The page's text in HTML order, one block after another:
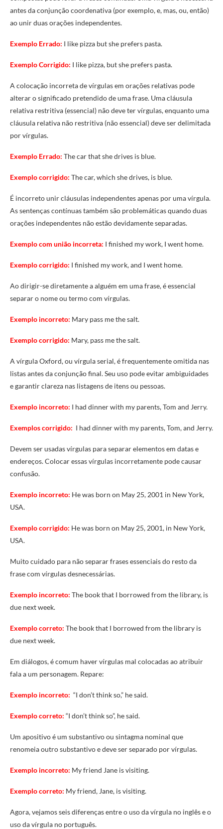
antes da conjunção coordenativa (por exemplo, e, mas, ou, então)
ao unir duas orações independentes.
Exemplo Errado: I like pizza but she prefers pasta.
Exemplo Corrigido: I like pizza, but she prefers pasta.
A colocação incorreta de vírgulas em orações relativas pode
alterar o significado pretendido de uma frase. Uma cláusula
relativa restritiva (essencial) não deve ter vírgulas, enquanto uma
cláusula relativa não restritiva (não essencial) deve ser delimitada
por vírgulas.
Exemplo Errado: The car that she drives is blue.
Exemplo corrigido: The car, which she drives, is blue.
É incorreto unir cláusulas independentes apenas por uma vírgula.
As sentenças contínuas também são problemáticas quando duas
orações independentes não estão devidamente separadas.
Exemplo com união incorreta: I finished my work, I went home.
Exemplo corrigido: I finished my work, and I went home.
Ao dirigir-se diretamente a alguém em uma frase, é essencial
separar o nome ou termo com vírgulas.
Exemplo incorreto: Mary pass me the salt.
Exemplo corrigido: Mary, pass me the salt.
A vírgula Oxford, ou vírgula serial, é frequentemente omitida nas
listas antes da conjunção final. Seu uso pode evitar ambiguidades
e garantir clareza nas listagens de itens ou pessoas.
Exemplo incorreto: I had dinner with my parents, Tom and Jerry.
Exemplos corrigido: I had dinner with my parents, Tom, and Jerry.
Devem ser usadas vírgulas para separar elementos em datas e
endereços. Colocar essas vírgulas incorretamente pode causar
confusão.
Exemplo incorreto: He was born on May 25, 2001 in New York,
USA.
Exemplo corrigido: He was born on May 25, 2001, in New York,
USA.
Muito cuidado para não separar frases essenciais do resto da
frase com vírgulas desnecessárias.
Exemplo incorreto: The book that I borrowed from the library, is
due next week.
Exemplo correto: The book that I borrowed from the library is
due next week.
Em diálogos, é comum haver vírgulas mal colocadas ao atribuir
fala a um personagem. Repare:
Exemplo incorreto: “I don’t think so,” he said.
Exemplo correto: “I don’t think so”, he said.
Um apositivo é um substantivo ou sintagma nominal que
renomeia outro substantivo e deve ser separado por vírgulas.
Exemplo incorreto: My friend Jane is visiting.
Exemplo correto: My friend, Jane, is visiting.
Agora, vejamos seis diferenças entre o uso da vírgula no inglês e o
uso da vírgula no português.